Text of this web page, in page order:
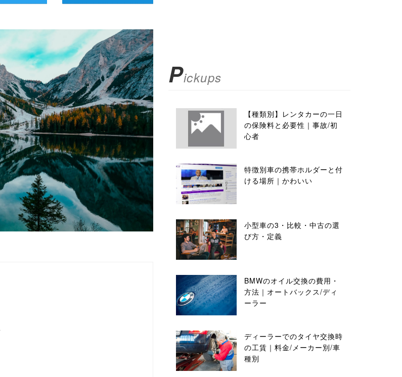
Pickups
【種類別】レンタカーの一日
の保険料と必要性｜事故/初
心者
特徴別車の携帯ホルダーと付
ける場所｜かわいい
小型車の3・比較・中古の選
び方・定義
BMWのオイル交換の費用・
方法｜オートバックス/ディ
ーラー
ディーラーでのタイヤ交換時
の工賃｜料金/メーカー別/車
種別